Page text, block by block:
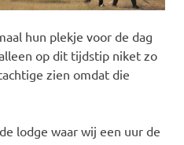
hun plekje voor de dag
op dit tijdstip niket zo
zien omdat die
lodge waar wij een uur de